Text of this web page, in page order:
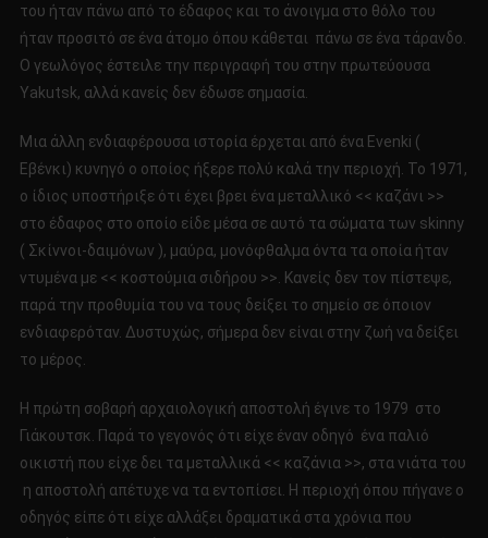
του ήταν πάνω από το έδαφος και το άνοιγμα στο θόλο του
ήταν προσιτό σε ένα άτομο όπου κάθεται πάνω σε ένα τάρανδο.
Ο γεωλόγος έστειλε την περιγραφή του στην πρωτεύουσα
Yakutsk, αλλά κανείς δεν έδωσε σημασία.
Μια άλλη ενδιαφέρουσα ιστορία έρχεται από ένα Evenki (
Εβένκι) κυνηγό ο οποίος ήξερε πολύ καλά την περιοχή. Το 1971,
ο ίδιος υποστήριξε ότι έχει βρει ένα μεταλλικό << καζάνι >>
στο έδαφος στο οποίο είδε μέσα σε αυτό τα σώματα των skinny
( Σκίννοι-δαιμόνων ), μαύρα, μονόφθαλμα όντα τα οποία ήταν
ντυμένα με << κοστούμια σιδήρου >>. Κανείς δεν τον πίστεψε,
παρά την προθυμία του να τους δείξει το σημείο σε όποιον
ενδιαφερόταν. Δυστυχώς, σήμερα δεν είναι στην ζωή να δείξει
το μέρος.
Η πρώτη σοβαρή αρχαιολογική αποστολή έγινε το 1979 στο
Γιάκουτσκ. Παρά το γεγονός ότι είχε έναν οδηγό ένα παλιό
οικιστή που είχε δει τα μεταλλικά << καζάνια >>, στα νιάτα του
η αποστολή απέτυχε να τα εντοπίσει. Η περιοχή όπου πήγανε ο
οδηγός είπε ότι είχε αλλάξει δραματικά στα χρόνια που